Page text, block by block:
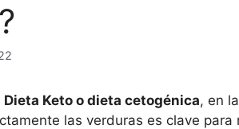
Dieta Keto o dieta cetogénica, en
las verduras es clave